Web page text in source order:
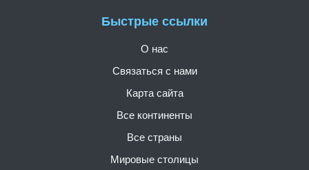
Быстрые ссылки
О нас
Связаться с нами
Карта сайта
Все континенты
Все страны
Мировые столицы